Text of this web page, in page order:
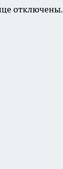
отключены.